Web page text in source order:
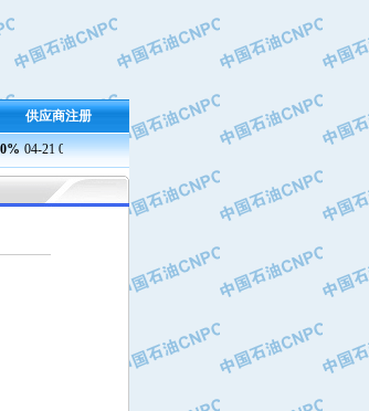
供应商注册
04-21 09:23 兰州石化成功产出新国标半精炼石蜡 04-21 09:37